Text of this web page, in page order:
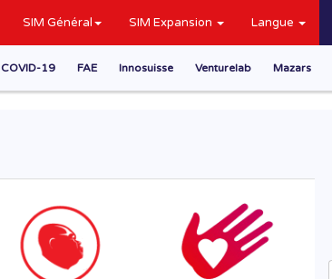
SIM Général SIM Expansion Langue
Mazars
Venturelab
Innosuisse
FAE
COVID-19